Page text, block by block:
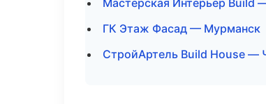
Мастерская Интерьер Build
ГК Этаж Фасад — Мурманск
СтройАртель Build House —